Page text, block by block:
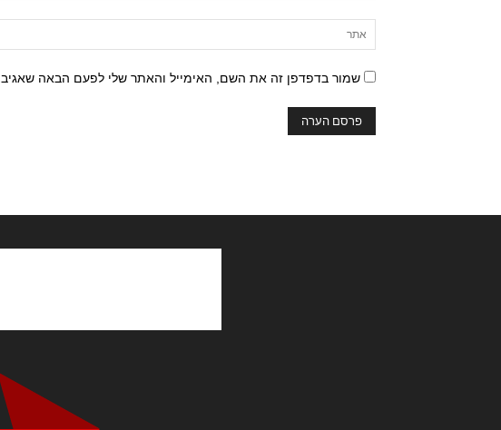
שמור בדפדפן זה את השם, האימייל והאתר שלי לפעם הבאה שאגיב.